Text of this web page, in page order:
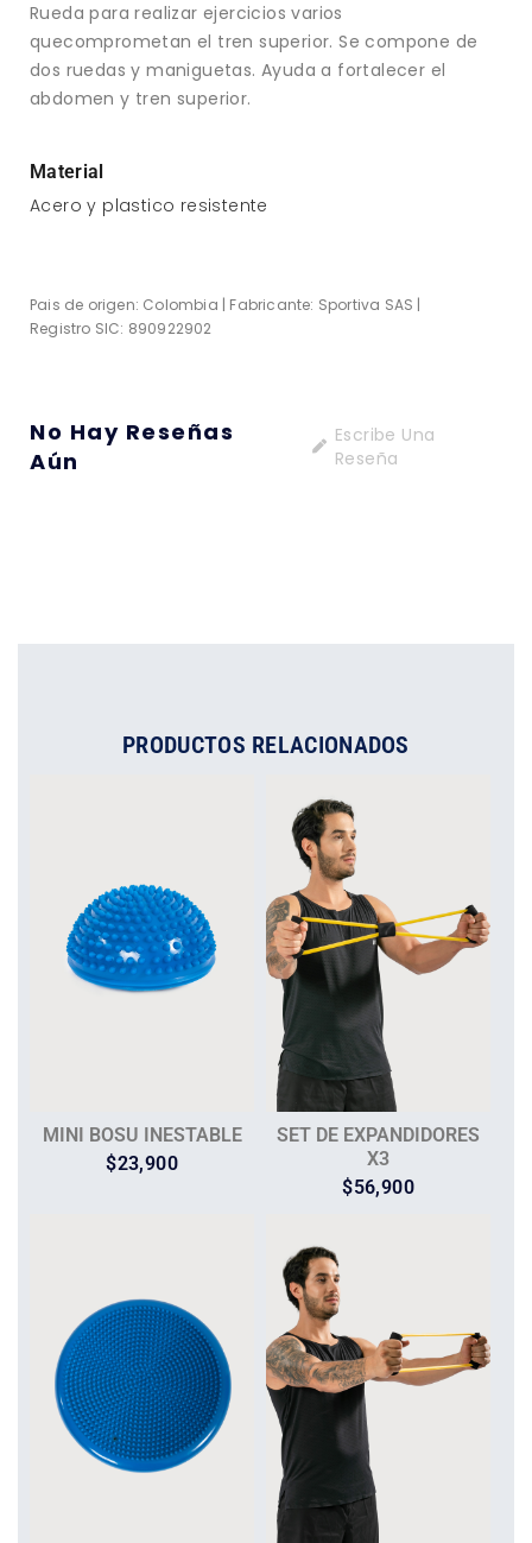
Rueda para realizar ejercicios varios
quecomprometan el tren superior. Se compone de
dos ruedas y maniguetas. Ayuda a fortalecer el
abdomen y tren superior.
Material
Acero y plastico resistente
Pais de origen: Colombia | Fabricante: Sportiva SAS |
Registro SIC: 890922902
No Hay Reseñas
Aún
Escribe Una
Reseña
PRODUCTOS RELACIONADOS
MINI BOSU INESTABLE
$23,900
SET DE EXPANDIDORES
X3
$56,900